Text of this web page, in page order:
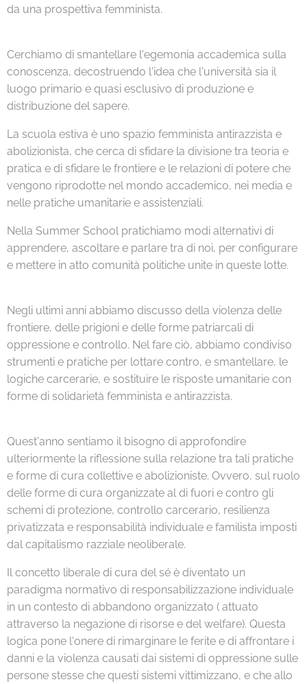
da una prospettiva femminista.
Cerchiamo di smantellare l'egemonia accademica sulla
conoscenza, decostruendo l'idea che l'università sia il
luogo primario e quasi esclusivo di produzione e
distribuzione del sapere.
La scuola estiva è uno spazio femminista antirazzista e
abolizionista, che cerca di sfidare la divisione tra teoria e
pratica e di sfidare le frontiere e le relazioni di potere che
vengono riprodotte nel mondo accademico, nei media e
nelle pratiche umanitarie e assistenziali.
Nella Summer School pratichiamo modi alternativi di
apprendere, ascoltare e parlare tra di noi, per configurare
e mettere in atto comunità politiche unite in queste lotte.
Negli ultimi anni abbiamo discusso della violenza delle
frontiere, delle prigioni e delle forme patriarcali di
oppressione e controllo. Nel fare ciò, abbiamo condiviso
strumenti e pratiche per lottare contro, e smantellare, le
logiche carcerarie, e sostituire le risposte umanitarie con
forme di solidarietà femminista e antirazzista.
Quest'anno sentiamo il bisogno di approfondire
ulteriormente la riflessione sulla relazione tra tali pratiche
e forme di cura collettive e abolizioniste. Ovvero, sul ruolo
delle forme di cura organizzate al di fuori e contro gli
schemi di protezione, controllo carcerario, resilienza
privatizzata e responsabilità individuale e familista imposti
dal capitalismo razziale neoliberale.
Il concetto liberale di cura del sé è diventato un
paradigma normativo di responsabilizzazione individuale
in un contesto di abbandono organizzato ( attuato
attraverso la negazione di risorse e del welfare). Questa
logica pone l'onere di rimarginare le ferite e di affrontare i
danni e la violenza causati dai sistemi di oppressione sulle
persone stesse che questi sistemi vittimizzano, e che allo